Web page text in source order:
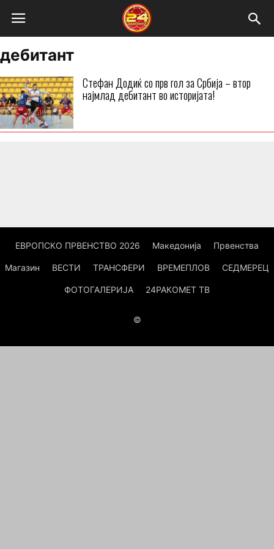
дебитант
Стефан Додиќ со прв гол за Србија – втор
најмлад дебитант во историјата!
ЕВРОПСКО ПРВЕНСТВО 2026 Македонија Првенства
Магазин ВЕСТИ ТРАНСФЕРИ ВРЕМЕПЛОВ СЕДМЕРЕЦ
ФОТОГАЛЕРИЈА 24РАКОМЕТ ТВ
©